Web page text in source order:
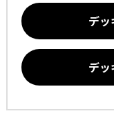
デ
デ